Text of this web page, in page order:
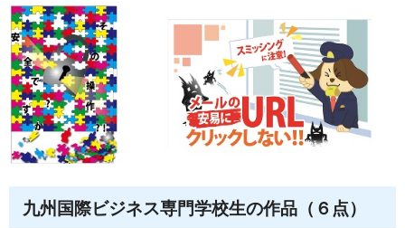
九州国際ビジネス専門学校生の作品（６点）